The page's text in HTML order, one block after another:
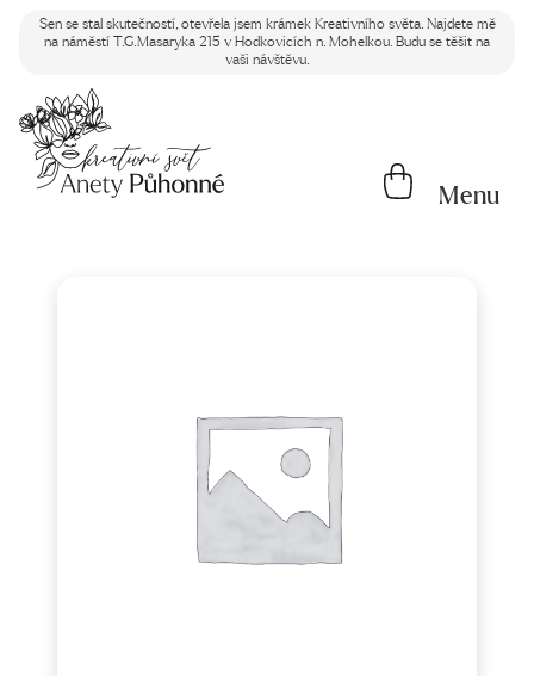
Sen se stal skutečností, otevřela jsem krámek Kreativního světa. Najdete mě
na náměstí T.G.Masaryka 215 v Hodkovicích n. Mohelkou. Budu se těšit na
vaši návštěvu.
Menu